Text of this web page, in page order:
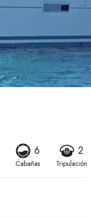
6
Cabañas
2
Tripulación